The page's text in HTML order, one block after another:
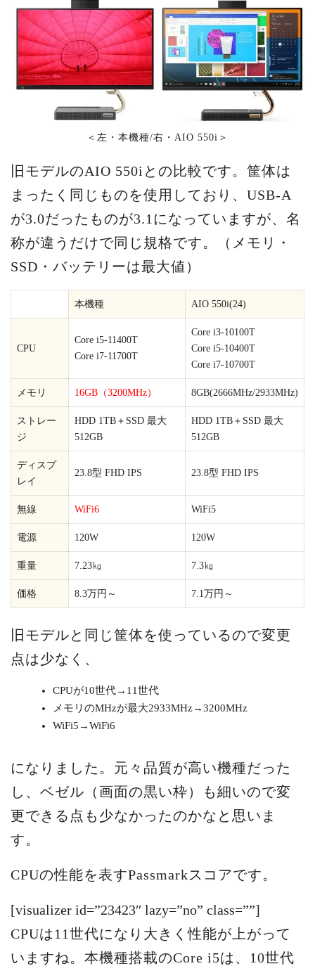
＜左・本機種/右・AIO 550i＞
旧モデルのAIO 550iとの比較です。筐体は
まったく同じものを使用しており、USB-A
が3.0だったものが3.1になっていますが、名
称が違うだけで同じ規格です。（メモリ・
SSD・バッテリーは最大値）
本機種 AIO 550i(24)
CPU
Core i5-11400T
Core i7-11700T
Core i3-10100T
Core i5-10400T
Core i7-10700T
メモリ 16GB（3200MHz） 8GB(2666MHz/2933MHz)
ストレー
ジ
HDD 1TB＋SSD 最大
512GB
HDD 1TB＋SSD 最大
512GB
ディスプ
レイ
23.8型 FHD IPS 23.8型 FHD IPS
無線 WiFi6 WiFi5
電源 120W 120W
重量 7.23㎏ 7.3㎏
価格 8.3万円～ 7.1万円～
旧モデルと同じ筐体を使っているので変更
点は少なく、
CPUが10世代→11世代
メモリのMHzが最大2933MHz→3200MHz
WiFi5→WiFi6
になりました。元々品質が高い機種だった
し、ベゼル（画面の黒い枠）も細いので変
更できる点も少なかったのかなと思いま
す。
CPUの性能を表すPassmarkスコアです。
[visualizer id=”23423″ lazy=”no” class=””]
CPUは11世代になり大きく性能が上がって
いますね。本機種搭載のCore i5は、10世代